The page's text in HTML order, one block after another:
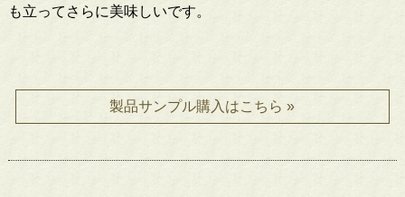
も立ってさらに美味しいです。
製品サンプル購入はこちら »